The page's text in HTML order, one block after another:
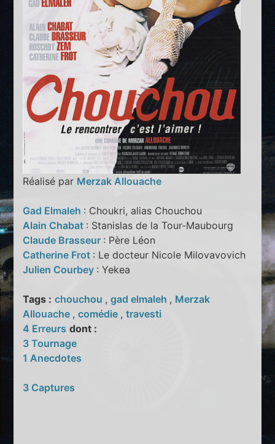
Réalisé par Merzak Allouache
Gad Elmaleh : Choukri, alias Chouchou
Alain Chabat : Stanislas de la Tour-Maubourg
Claude Brasseur : Père Léon
Catherine Frot : Le docteur Nicole Milovavovich
Julien Courbey : Yekea
Tags : chouchou ,gad elmaleh , Merzak
Allouache ,comédie ,travesti
4 Erreurs dont :
3 Tournage
1 Anecdotes
3 Captures